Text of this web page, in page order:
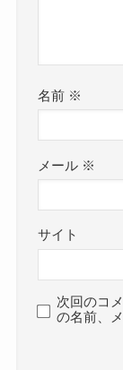
名前 ※
メール ※
サイト
次回のコ
の名前、